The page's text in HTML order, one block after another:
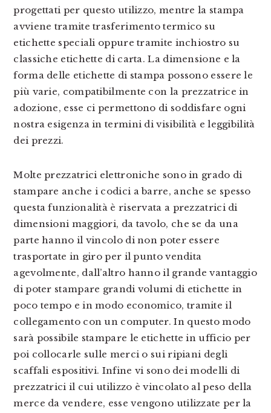
progettati per questo utilizzo, mentre la stampa
avviene tramite trasferimento termico su
etichette speciali oppure tramite inchiostro su
classiche etichette di carta. La dimensione e la
forma delle etichette di stampa possono essere le
più varie, compatibilmente con la prezzatrice in
adozione, esse ci permettono di soddisfare ogni
nostra esigenza in termini di visibilità e leggibilità
dei prezzi.
Molte prezzatrici elettroniche sono in grado di
stampare anche i codici a barre, anche se spesso
questa funzionalità è riservata a prezzatrici di
dimensioni maggiori, da tavolo, che se da una
parte hanno il vincolo di non poter essere
trasportate in giro per il punto vendita
agevolmente, dall’altro hanno il grande vantaggio
di poter stampare grandi volumi di etichette in
poco tempo e in modo economico, tramite il
collegamento con un computer. In questo modo
sarà possibile stampare le etichette in ufficio per
poi collocarle sulle merci o sui ripiani degli
scaffali espositivi. Infine vi sono dei modelli di
prezzatrici il cui utilizzo è vincolato al peso della
merce da vendere, esse vengono utilizzate per la